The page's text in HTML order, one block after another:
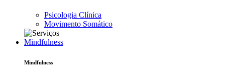
Psicologia Clínica
Movimento Somático
Mindfulness
Mindfulness